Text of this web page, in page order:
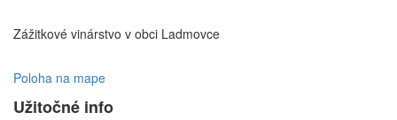
Zážitkové vinárstvo v obci Ladmovce
Poloha na mape
Užitočné info